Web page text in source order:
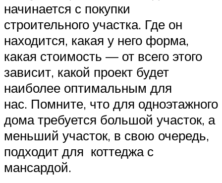
начинается с покупки
строительного участка. Где он
находится, какая у него форма,
какая стоимость — от всего этого
зависит, какой проект будет
наиболее оптимальным для
нас. Помните, что для одноэтажного
дома требуется большой участок, а
меньший участок, в свою очередь,
подходит для коттеджа с
мансардой.